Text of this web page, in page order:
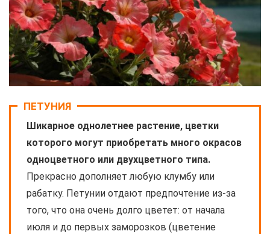
ПЕТУНИЯ
Шикарное однолетнее растение, цветки
которого могут приобретать много окрасов
одноцветного или двухцветного типа.
Прекрасно дополняет любую клумбу или
рабатку. Петунии отдают предпочтение из-за
того, что она очень долго цветет: от начала
июля и до первых заморозков (цветение